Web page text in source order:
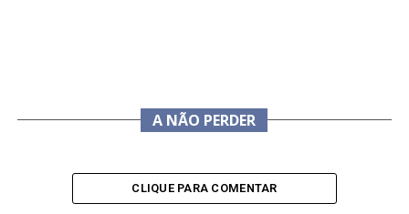
A NÃO PERDER
CLIQUE PARA COMENTAR